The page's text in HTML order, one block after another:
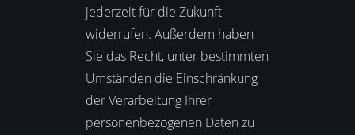
jederzeit für die Zukunft
widerrufen. Außerdem haben
Sie das Recht, unter bestimmten
Umständen die Einschränkung
der Verarbeitung Ihrer
personenbezogenen Daten zu